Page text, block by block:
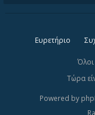
Ευρετήριο
Όλοι
Τώρα
Powered by